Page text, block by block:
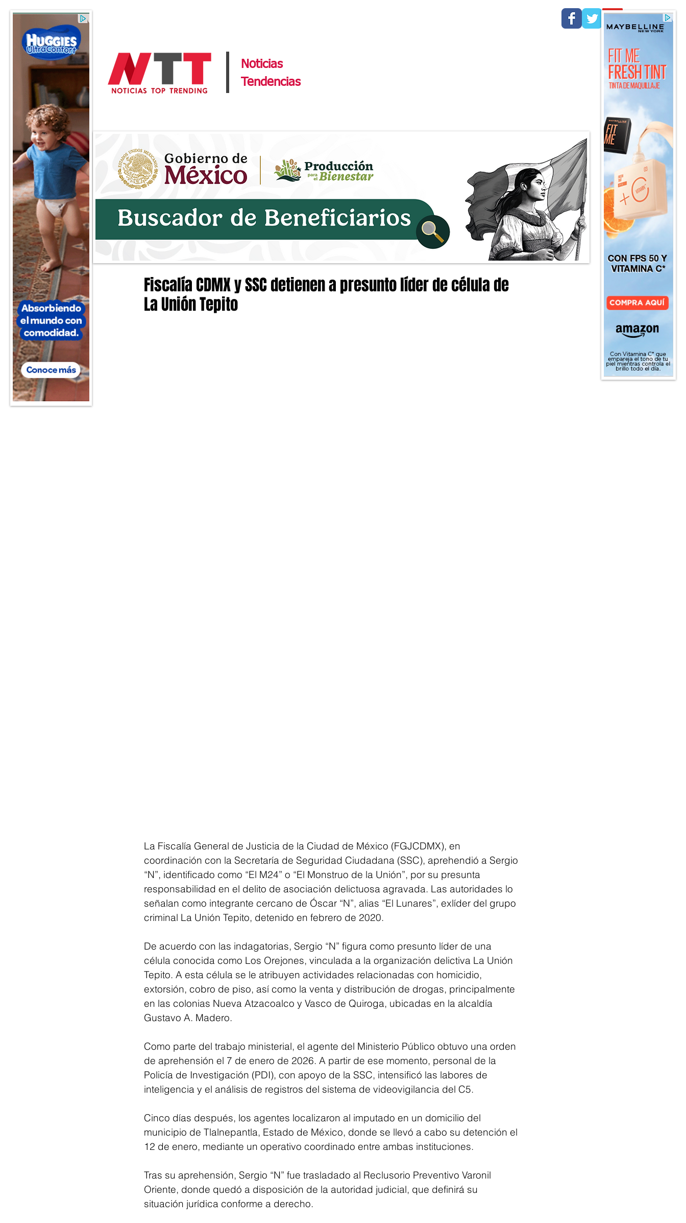
Noticias
Tendencias
Fiscalía CDMX y SSC detienen a presunto líder de célula de
La Unión Tepito
La Fiscalía General de Justicia de la Ciudad de México (FGJCDMX), en
coordinación con la Secretaría de Seguridad Ciudadana (SSC), aprehendió a Sergio
“N”, identificado como “El M24” o “El Monstruo de la Unión”, por su presunta
responsabilidad en el delito de asociación delictuosa agravada. Las autoridades lo
señalan como integrante cercano de Óscar “N”, alias “El Lunares”, exlíder del grupo
criminal La Unión Tepito, detenido en febrero de 2020.
De acuerdo con las indagatorias, Sergio “N” figura como presunto líder de una
célula conocida como Los Orejones, vinculada a la organización delictiva La Unión
Tepito. A esta célula se le atribuyen actividades relacionadas con homicidio,
extorsión, cobro de piso, así como la venta y distribución de drogas, principalmente
en las colonias Nueva Atzacoalco y Vasco de Quiroga, ubicadas en la alcaldía
Gustavo A. Madero.
Como parte del trabajo ministerial, el agente del Ministerio Público obtuvo una orden
de aprehensión el 7 de enero de 2026. A partir de ese momento, personal de la
Policía de Investigación (PDI), con apoyo de la SSC, intensificó las labores de
inteligencia y el análisis de registros del sistema de videovigilancia del C5.
Cinco días después, los agentes localizaron al imputado en un domicilio del
municipio de Tlalnepantla, Estado de México, donde se llevó a cabo su detención el
12 de enero, mediante un operativo coordinado entre ambas instituciones.
Tras su aprehensión, Sergio “N” fue trasladado al Reclusorio Preventivo Varonil
Oriente, donde quedó a disposición de la autoridad judicial, que definirá su
situación jurídica conforme a derecho.